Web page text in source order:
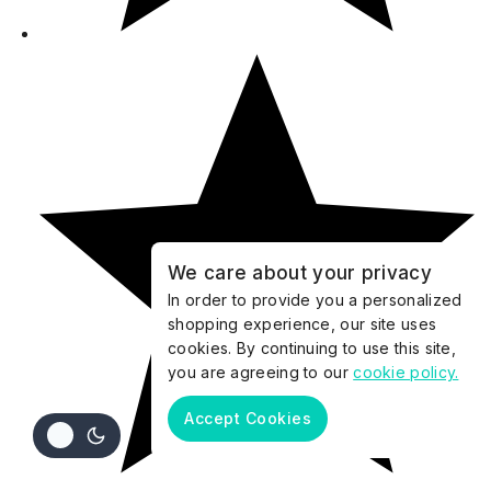
We care about your privacy
In order to provide you a personalized
shopping experience, our site uses
cookies. By continuing to use this site,
you are agreeing to ourcookie policy.
Accept Cookies